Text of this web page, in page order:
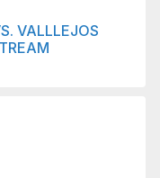
VALLLEJOS